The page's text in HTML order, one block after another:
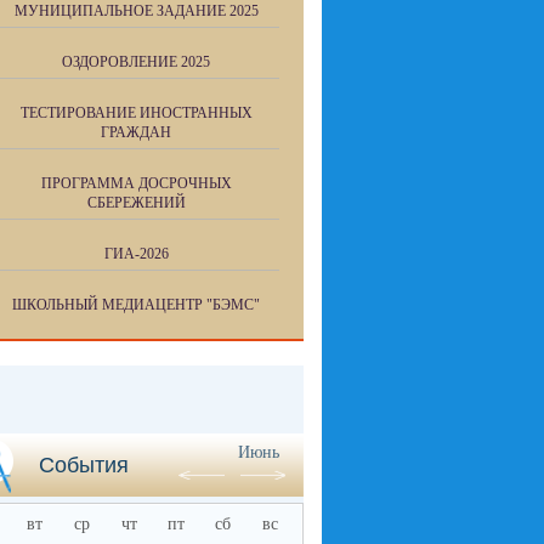
МУНИЦИПАЛЬНОЕ ЗАДАНИЕ 2025
ОЗДОРОВЛЕНИЕ 2025
ТЕСТИРОВАНИЕ ИНОСТРАННЫХ
ГРАЖДАН
ПРОГРАММА ДОСРОЧНЫХ
СБЕРЕЖЕНИЙ
ГИА-2026
ШКОЛЬНЫЙ МЕДИАЦЕНТР "БЭМС"
События
Июнь
вт ср чт пт сб вс